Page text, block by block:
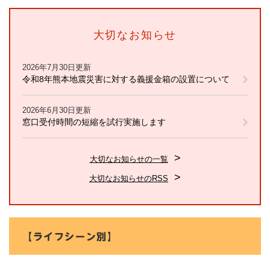
大切なお知らせ
2026年7月30日更新
令和8年熊本地震災害に対する義援金箱の設置について
2026年6月30日更新
窓口受付時間の短縮を試行実施します
大切なお知らせの一覧
大切なお知らせのRSS
【ライフシーン別】